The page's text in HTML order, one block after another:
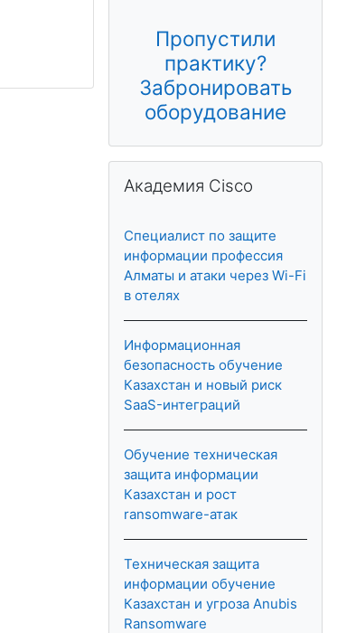
Пропустили
практику?
Забронировать
оборудование
Академия Cisco
Специалист по защите
информации профессия
Алматы и атаки через Wi-Fi
в отелях
Информационная
безопасность обучение
Казахстан и новый риск
SaaS-интеграций
Обучение техническая
защита информации
Казахстан и рост
ransomware-атак
Техническая защита
информации обучение
Казахстан и угроза Anubis
Ransomware